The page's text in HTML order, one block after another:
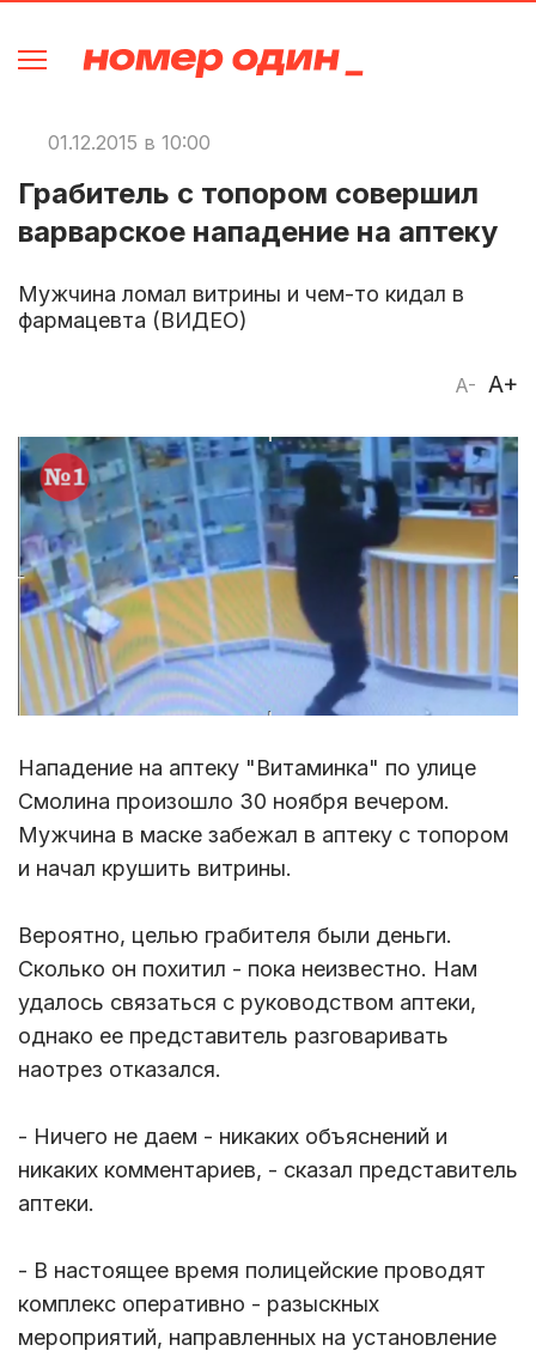
01.12.2015 в 10:00
Грабитель с топором совершил
варварское нападение на аптеку
Мужчина ломал витрины и чем-то кидал в
фармацевта (ВИДЕО)
A- A+
Нападение на аптеку "Витаминка" по улице
Смолина произошло 30 ноября вечером.
Мужчина в маске забежал в аптеку с топором
и начал крушить витрины.
Вероятно, целью грабителя были деньги.
Сколько он похитил - пока неизвестно. Нам
удалось связаться с руководством аптеки,
однако ее представитель разговаривать
наотрез отказался.
- Ничего не даем - никаких объяснений и
никаких комментариев, - сказал представитель
аптеки.
- В настоящее время полицейские проводят
комплекс оперативно - разыскных
мероприятий, направленных на установление